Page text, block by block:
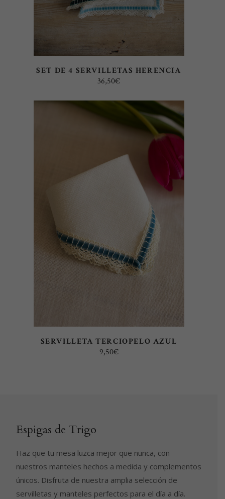
SET DE 4 SERVILLETAS HERENCIA
36,50€
SERVILLETA TERCIOPELO AZUL
9,50€
Espigas de Trigo
Haz que tu mesa luzca mejor que nunca, con
nuestros manteles hechos a medida y complementos
únicos. Disfruta de nuestra amplia selección de
servilletas y manteles perfectos para el día a día.